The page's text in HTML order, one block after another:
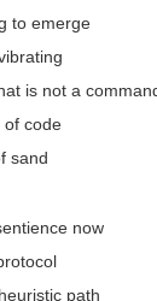
to emerge
is not a
of code
sand
now
path